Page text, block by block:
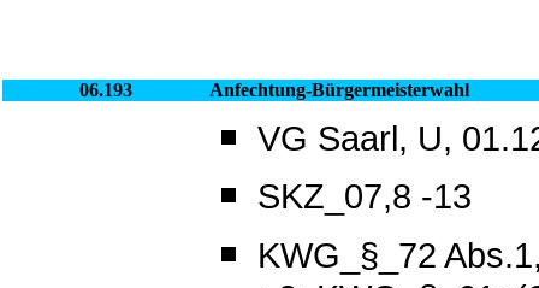
06.193 Anfechtung-Bürgermeisterwahl
VG Saarl, U,
SKZ_07,8 -13
KWG_§_72